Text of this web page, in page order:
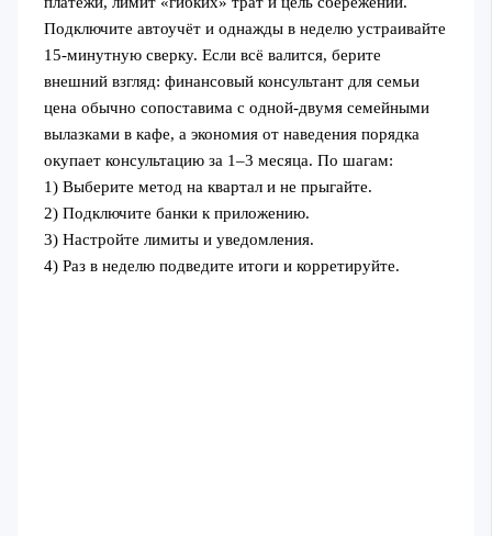
Подключите автоучёт и однажды в неделю устраивайте
15‑минутную сверку. Если всё валится, берите
внешний взгляд: финансовый консультант для семьи
цена обычно сопоставима с одной‑двумя семейными
вылазками в кафе, а экономия от наведения порядка
окупает консультацию за 1–3 месяца. По шагам:
1) Выберите метод на квартал и не прыгайте.
2) Подключите банки к приложению.
3) Настройте лимиты и уведомления.
4) Раз в неделю подведите итоги и корретируйте.